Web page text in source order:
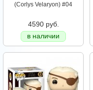
(Corlys Velaryon) #04
4590 руб.
в наличии